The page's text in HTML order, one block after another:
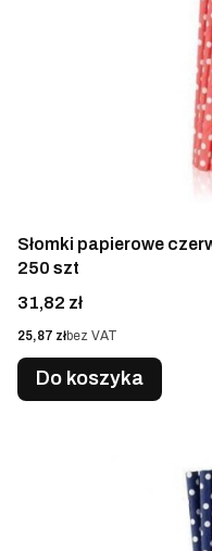
Słomki papierowe
250 szt
Cena
31,82 zł
Cena
25,87 złbez VAT
Do koszyka